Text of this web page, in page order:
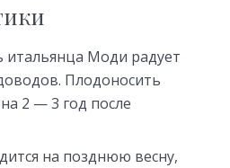
итальянца Моди радует
Плодоносить
2 — 3 год после
на позднюю весну,